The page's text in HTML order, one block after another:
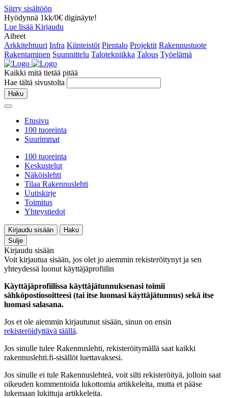
Siirry sisältöön
Hyödynnä 1kk/0€ diginäyte!
Lue lisää Kirjaudu
Aiheet
Arkkitehtuuri Infra Kiinteistöt Pientalo Projektit Rakennustuote
Rakentaminen Suunnittelu Talotekniikka Talous Työelämä
Kaikki mitä tietää pitää
Hae tältä sivustolta
Haku
Etusivu
100 tuoreinta
Suurimmat
100 tuoreinta
Keskustelut
Näköislehti
Tilaa Rakennuslehti
Uutiskirje
Toimitus
Yhteystiedot
Kirjaudu sisään
Haku
Sulje
Kirjaudu sisään
Voit kirjautua sisään, jos olet jo aiemmin rekisteröitynyt ja sen
yhteydessä luonut käyttäjäprofiilin
Käyttäjäprofiilissa käyttäjätunnuksenasi toimii
sähköpostiosoitteesi (tai itse luomasi käyttäjätunnus) sekä itse
luomasi salasana.
Jos et ole aiemmin kirjautunut sisään, sinun on ensin
rekisteröidyttävä täällä.
Jos sinulle tulee Rakennuslehti, rekisteröitymällä saat kaikki
rakennuslehti.fi-sisällöt luettavaksesi.
Jos sinulle ei tule Rakennuslehteä, voit silti rekisteröityä, jolloin saat
oikeuden kommentoida lukottomia artikkeleita, mutta et pääse
lukemaan lukittuja artikkeleita.